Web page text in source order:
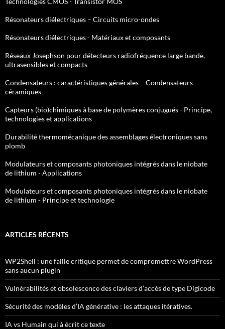
Résonateurs diélectriques – Circuits micro-ondes
Résonateurs diélectriques - Matériaux et composants
Réseaux Josephson pour détecteurs radiofréquence large bande,
ultrasensibles et compacts
Condensateurs : caractéristiques générales – Condensateurs
céramiques
Capteurs (bio)chimiques à base de polymères conjugués - Principe,
technologies et applications
Durabilité thermomécanique des assemblages électroniques sans
plomb
Modulateurs et composants photoniques intégrés dans le niobate
de lithium - Applications
Modulateurs et composants photoniques intégrés dans le niobate
de lithium - Principe et technologie
ARTICLES RÉCENTS
WP2Shell : une faille critique permet de compromettre WordPress
sans aucun plugin
Vulnérabilités et obsolescence des claviers d’accès de type Digicode
Sécurité des modèles d’IA générative : les attaques itératives.
IA vs Humain qui à écrit ce texte